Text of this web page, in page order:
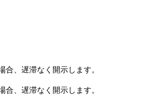
合、遅滞なく開示します。
合、遅滞なく開示します。